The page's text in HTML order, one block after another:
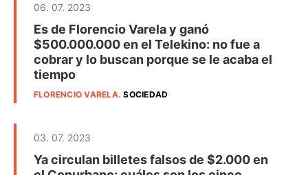
06. 07. 2023
Es de Florencio Varela y ganó
$500.000.000 en el Telekino: no fue a
cobrar y lo buscan porque se le acaba el
tiempo
FLORENCIO VARELA.SOCIEDAD
03. 07. 2023
Ya circulan billetes falsos de $2.000 en